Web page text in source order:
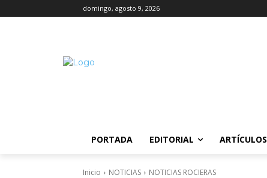
domingo, agosto 9, 2026
PORTADA EDITORIAL ARTÍCULOS
Inicio NOTICIAS NOTICIAS ROCIERAS